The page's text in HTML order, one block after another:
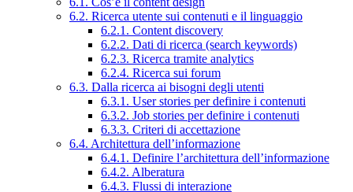
6.2. Ricerca utente sui contenuti e il linguaggio
6.2.1. Content discovery
6.2.2. Dati di ricerca (search keywords)
6.2.3. Ricerca tramite analytics
6.2.4. Ricerca sui forum
6.3. Dalla ricerca ai bisogni degli utenti
6.3.1. User stories per definire i contenuti
6.3.2. Job stories per definire i contenuti
6.3.3. Criteri di accettazione
6.4. Architettura dell’informazione
6.4.1. Definire l’architettura dell’informazione
6.4.2. Alberatura
6.4.3. Flussi di interazione